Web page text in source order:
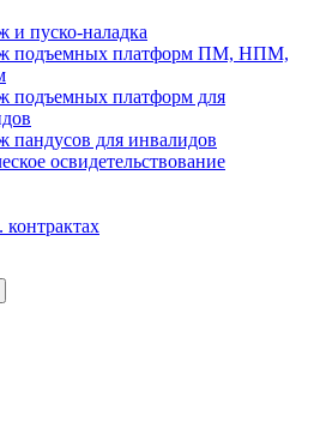
и пуско-наладка
подъемных платформ ПМ, НПМ,
подъемных платформ для
пандусов для инвалидов
освидетельствование